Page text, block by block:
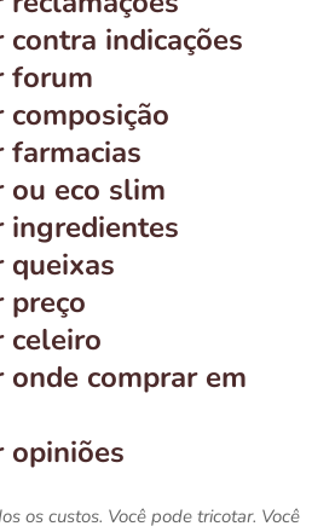
indicações
forum
farmacias
ou eco slim
ingredientes
queixas
preço
celeiro
comprar em
opiniões
os custos. Você pode tricotar. Você